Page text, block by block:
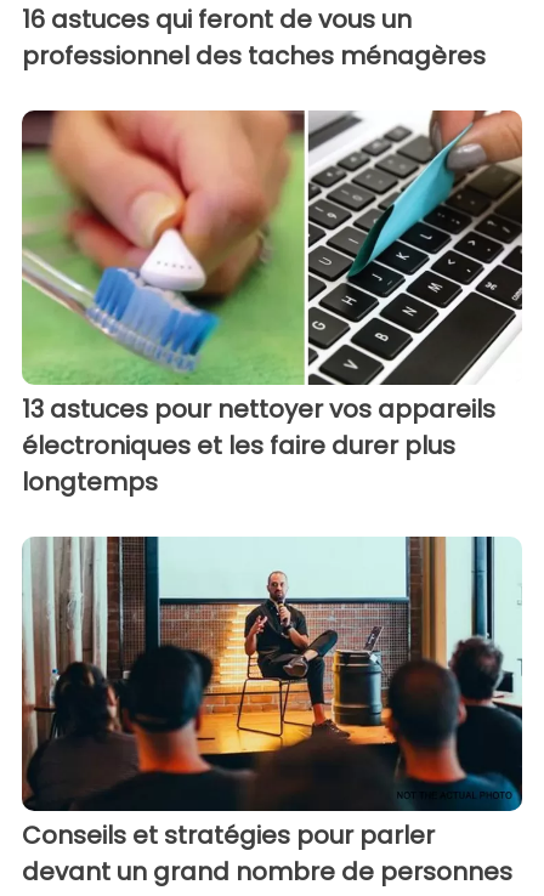
16 astuces qui feront de vous un
professionnel des taches ménagères
13 astuces pour nettoyer vos appareils
électroniques et les faire durer plus
longtemps
Conseils et stratégies pour parler
devant un grand nombre de personnes